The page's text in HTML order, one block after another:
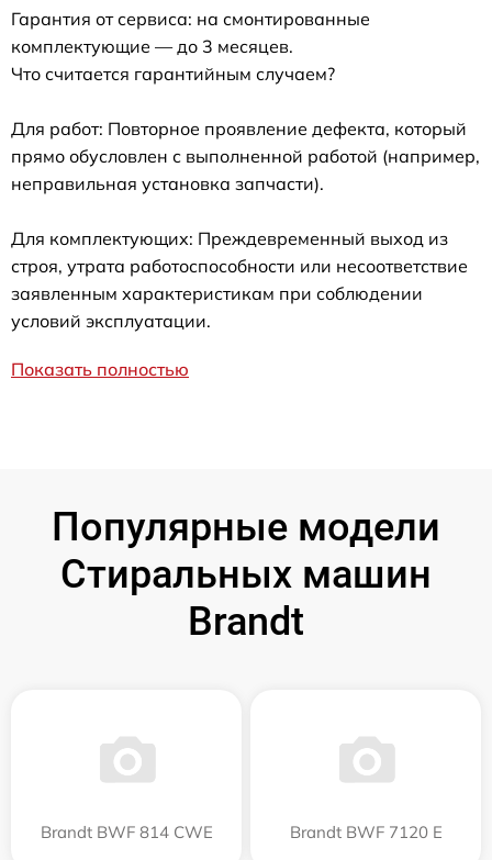
Гарантия от сервиса: на смонтированные
комплектующие — до 3 месяцев.
Что считается гарантийным случаем?
Для работ: Повторное проявление дефекта, который
прямо обусловлен с выполненной работой (например,
неправильная установка запчасти).
Для комплектующих: Преждевременный выход из
строя, утрата работоспособности или несоответствие
заявленным характеристикам при соблюдении
условий эксплуатации.
Показать полностью
Популярные модели
Стиральных машин
Brandt
Brandt BWF 814 CWE Brandt BWF 7120 E